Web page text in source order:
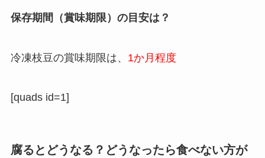
保存期間（賞味期限）の目安は？
冷凍枝豆の賞味期限は、 1か月程度
[quads id=1]
腐るとどうなる？どうなったら食べない方が